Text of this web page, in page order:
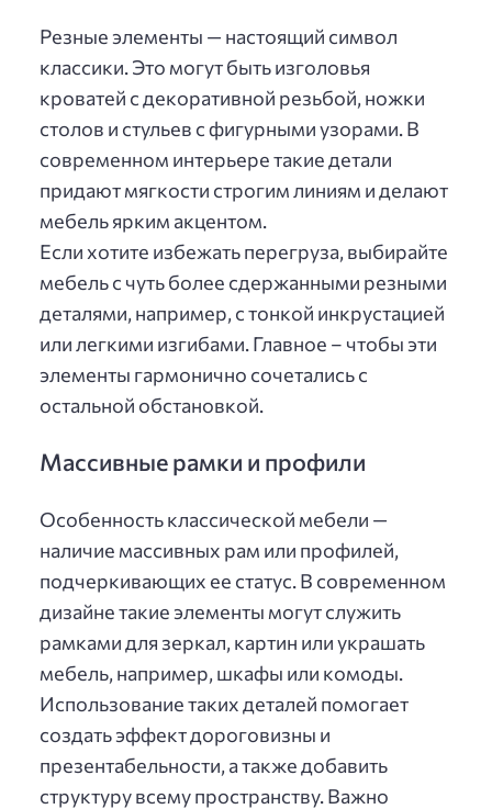
Резные элементы — настоящий символ
классики. Это могут быть изголовья
кроватей с декоративной резьбой, ножки
столов и стульев с фигурными узорами. В
современном интерьере такие детали
придают мягкости строгим линиям и делают
мебель ярким акцентом.
Если хотите избежать перегруза, выбирайте
мебель с чуть более сдержанными резными
деталями, например, с тонкой инкрустацией
или легкими изгибами. Главное – чтобы эти
элементы гармонично сочетались с
остальной обстановкой.
Массивные рамки и профили
Особенность классической мебели —
наличие массивных рам или профилей,
подчеркивающих ее статус. В современном
дизайне такие элементы могут служить
рамками для зеркал, картин или украшать
мебель, например, шкафы или комоды.
Использование таких деталей помогает
создать эффект дороговизны и
презентабельности, а также добавить
структуру всему пространству. Важно